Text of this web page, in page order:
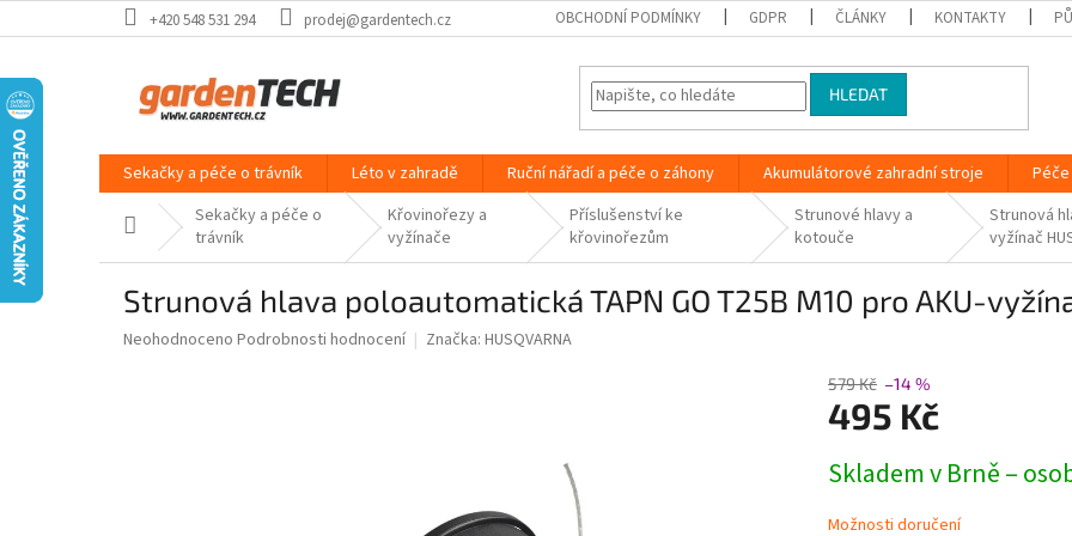
na
+420 548 531 294 prodej@gardentech.cz OBCHODNÍ PODMÍNKY GDPR ČLÁNKY KONTAKTY
HLEDAT
Sekačky a péče o trávník Léto v zahradě Ruční nářadí a péče o záhony Akumulátorové zahradní stroje
Domů Sekačky a péče o
trávník
Křovinořezy a
vyžínače
Příslušenství ke
křovinořezům
Strunové hlavy a
kotouče
Strunová
vyžínač
Strunová hlava poloautomatická TAP´N GO T25B M10 pro AKU-
Průměrné
Neohodnoceno Podrobnosti hodnocení Značka: HUSQVARNA
579 Kč –14 %
495 Kč
cena:
Skladem v Brně –
Možnosti doručení